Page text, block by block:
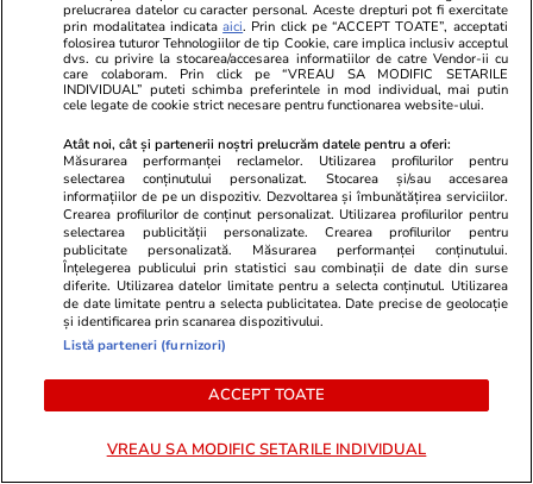
19 iul.
Statul român are restanță: Cum
ne prăbușim competitivitatea și
siguranța națională prin
abandonul educației
18 iul.
Va reuși România să-și păstreze
rating-ul la nivelul Botswanei?
E asumată treaba!
prelucrarea datelor cu caracter personal. Aceste drepturi pot fi exercitate
prin modalitatea indicataaici. Prin click pe “ACCEPT TOATE”, acceptati
folosirea tuturor Tehnologiilor de tip Cookie, care implica inclusiv acceptul
dvs. cu privire la stocarea/accesarea informatiilor de catre Vendor-ii cu
care colaboram. Prin click pe “VREAU SA MODIFIC SETARILE
INDIVIDUAL” puteti schimba preferintele in mod individual, mai putin
cele legate de cookie strict necesare pentru functionarea website-ului.
Atât noi, cât și partenerii noștri prelucrăm datele pentru a oferi:
Măsurarea performanței reclamelor. Utilizarea profilurilor pentru
selectarea conținutului personalizat. Stocarea și/sau accesarea
informațiilor de pe un dispozitiv. Dezvoltarea și îmbunătățirea serviciilor.
Crearea profilurilor de conținut personalizat. Utilizarea profilurilor pentru
selectarea publicității personalizate. Crearea profilurilor pentru
publicitate personalizată. Măsurarea performanței conținutului.
Înțelegerea publicului prin statistici sau combinații de date din surse
diferite. Utilizarea datelor limitate pentru a selecta conținutul. Utilizarea
de date limitate pentru a selecta publicitatea. Date precise de geolocație
și identificarea prin scanarea dispozitivului.
Listă parteneri (furnizori)
ACCEPT TOATE
VREAU SA MODIFIC SETARILE INDIVIDUAL